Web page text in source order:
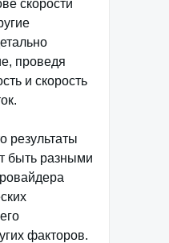
скорости
проведя
и скорость
результаты
быть разными
факторов.